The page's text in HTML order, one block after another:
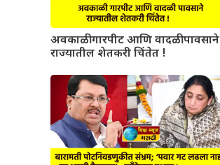
अवकाळी गारपीट आणि वादळी पावसाने
राज्यातील शेतकरी चिंतेत !